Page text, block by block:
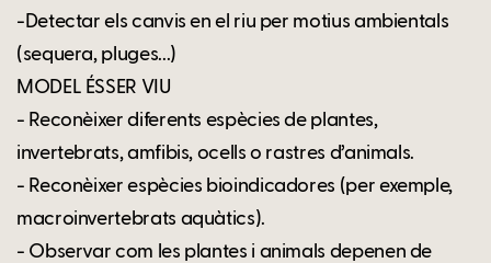
-Detectar els canvis en el riu per motius ambientals
(sequera, pluges...)
MODEL ÉSSER VIU
- Reconèixer diferents espècies de plantes,
invertebrats, amfibis, ocells o rastres d’animals.
- Reconèixer espècies bioindicadores (per exemple,
macroinvertebrats aquàtics).
- Observar com les plantes i animals depenen de